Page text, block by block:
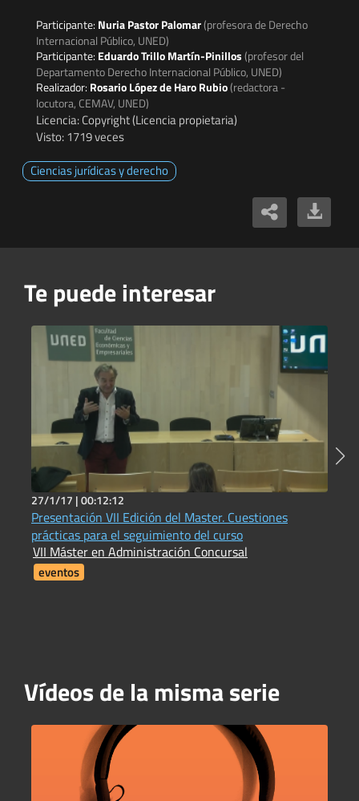
Participante: Nuria Pastor Palomar(profesora de Derecho
Internacional Público, UNED)
Participante: Eduardo Trillo Martín-Pinillos(profesor del
Departamento Derecho Internacional Público, UNED)
Realizador: Rosario López de Haro Rubio(redactora -
locutora, CEMAV, UNED)
Licencia: Copyright (Licencia propietaria)
Visto: 1719 veces
Ciencias jurídicas y derecho
Te puede interesar
27/1/17 |00:12:12
Presentación VII Edición del Master. Cuestiones
prácticas para el seguimiento del curso
VII Máster en Administración Concursal
eventos
Vídeos de la misma serie